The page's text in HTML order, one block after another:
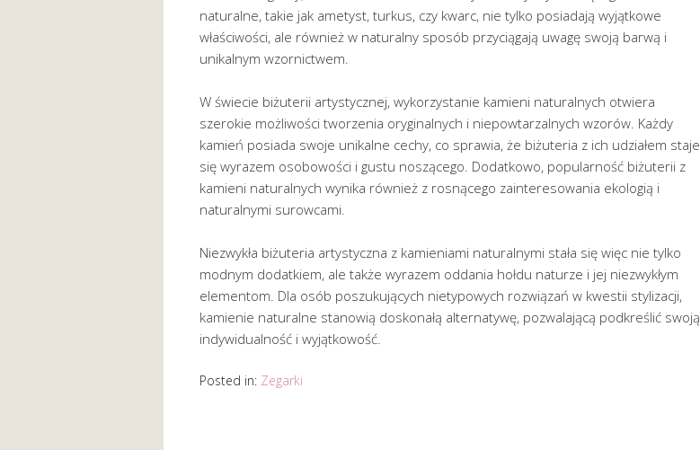
naturalne, takie jak ametyst, turkus, czy kwarc, nie tylko posiadają wyjątkowe
właściwości, ale również w naturalny sposób przyciągają uwagę swoją barwą i
unikalnym wzornictwem.
W świecie biżuterii artystycznej, wykorzystanie kamieni naturalnych otwiera
szerokie możliwości tworzenia oryginalnych i niepowtarzalnych wzorów. Każdy
kamień posiada swoje unikalne cechy, co sprawia, że biżuteria z ich udziałem staje
się wyrazem osobowości i gustu noszącego. Dodatkowo, popularność biżuterii z
kamieni naturalnych wynika również z rosnącego zainteresowania ekologią i
naturalnymi surowcami.
Niezwykła biżuteria artystyczna z kamieniami naturalnymi stała się więc nie tylko
modnym dodatkiem, ale także wyrazem oddania hołdu naturze i jej niezwykłym
elementom. Dla osób poszukujących nietypowych rozwiązań w kwestii stylizacji,
kamienie naturalne stanowią doskonałą alternatywę, pozwalającą podkreślić swoją
indywidualność i wyjątkowość.
Posted in: Zegarki